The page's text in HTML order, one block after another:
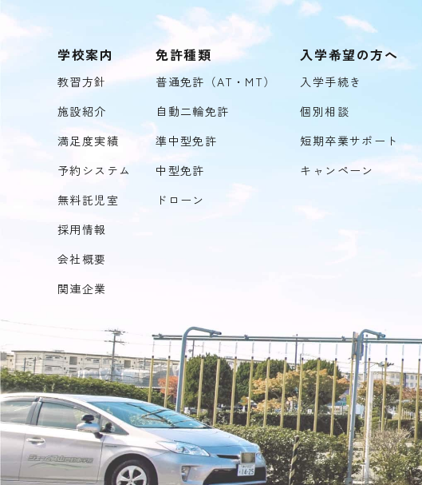
学校案内
教習方針
施設紹介
満足度実績
予約システム
無料託児室
採用情報
会社概要
関連企業
免許種類
普通免許（AT・MT）
自動二輪免許
準中型免許
中型免許
ドローン
入学希望の方へ
入学手続き
個別相談
短期卒業サポート
キャンペーン